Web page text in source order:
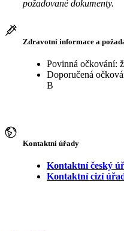
požadované dokumenty.
Zdravotní informace a
Povinná očkování:
Doporučená
B
Kontaktní úřady
Kontaktní český
Kontaktní cizí